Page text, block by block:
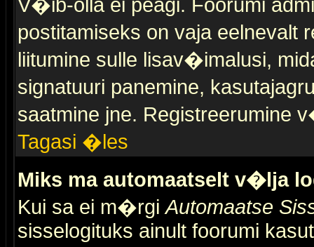
V�ib-olla ei peagi. Foorumi
postitamiseks on vaja eelnevalt
liitumine sulle lisav�imalusi,
signatuuri panemine,
saatmine jne. Registreerumine
Tagasi �les
Miks ma automaatselt v�lja
Kui sa ei m�rgiAutomaatse
sisselogituks ainult foorumi